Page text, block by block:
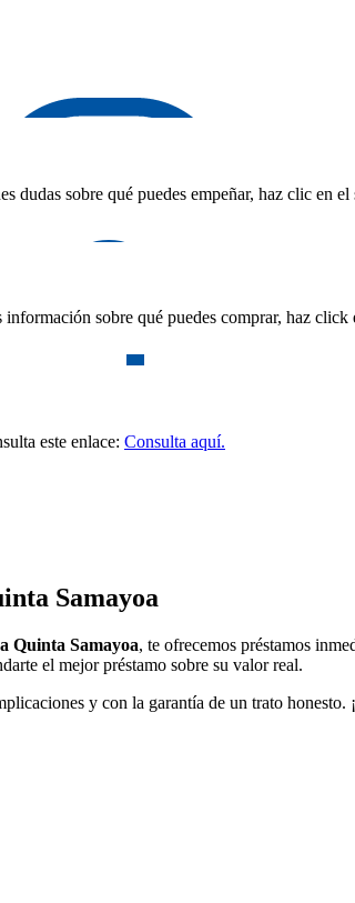
dudas sobre qué puedes empeñar, haz clic en el
sobre qué puedes comprar, haz click
este enlace: Consulta aquí.
Samayoa
Quinta Samayoa, te ofrecemos préstamos
el mejor préstamo sobre su valor real.
y con la garantía de un trato honesto.